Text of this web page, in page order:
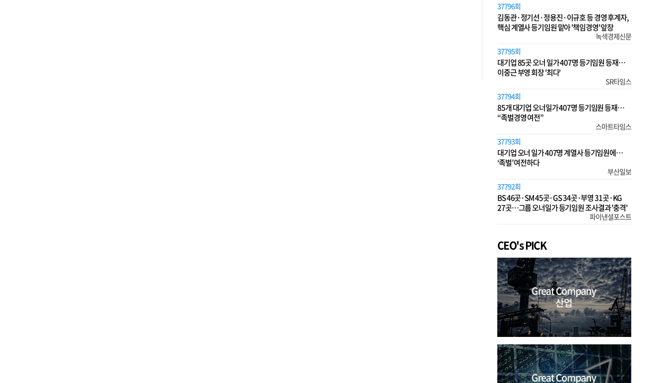
37796회
김동관·정기선·정용진·이규호 등 경영 후계자,
핵심 계열사 등기임원 맡아 '책임경영' 앞장
녹색경제신문
37795회
대기업 85곳 오너 일가 407명 등기임원 등재…
이중근 부영 회장 '최다'
SR타임스
37794회
85개 대기업 오너일가 407명 등기임원 등재…
“족벌경영 여전”
스마트타임스
37793회
대기업 오너 일가 407명 계열사 등기임원에…
‘족벌’ 여전하다
부산일보
37792회
BS 46곳·SM 45곳·GS 34곳·부영 31곳·KG
27곳…그룹 오너일가 등기임원 조사결과 '충격'
파이낸셜포스트
CEO's PICK